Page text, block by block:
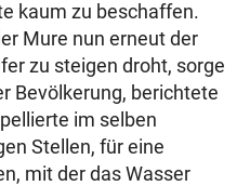
kaum zu beschaffen.
Mure nun erneut der
zu steigen droht, sorge
Bevölkerung, berichtete
im selben
Stellen, für eine
mit der das Wasser